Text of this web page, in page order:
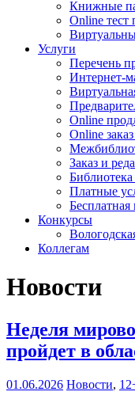
Книжные
Online тест
Услуги
Перечень
Интернет-
Online
Online
Заказ и
Платные
Конкурсы
Коллегам
Новости
Неделя
пройдет в
01.06.2026 Новости,